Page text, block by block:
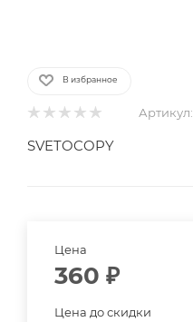
В избранное
Артикул:
SVETOCOPY
Цена
360 ₽
Цена до скидки